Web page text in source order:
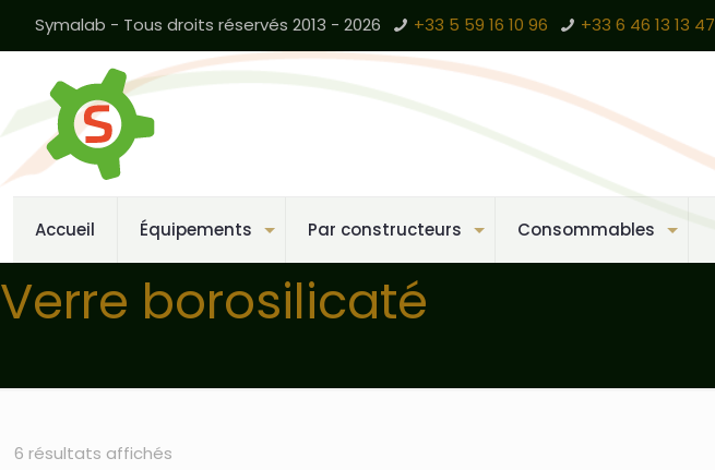
Symalab - Tous droits réservés 2013 - 2026 +33 5 59 16 10 96 +33 6 46 13 13 47
Accueil Équipements Par constructeurs Consommables
Verre borosilicaté
6 résultats affichés